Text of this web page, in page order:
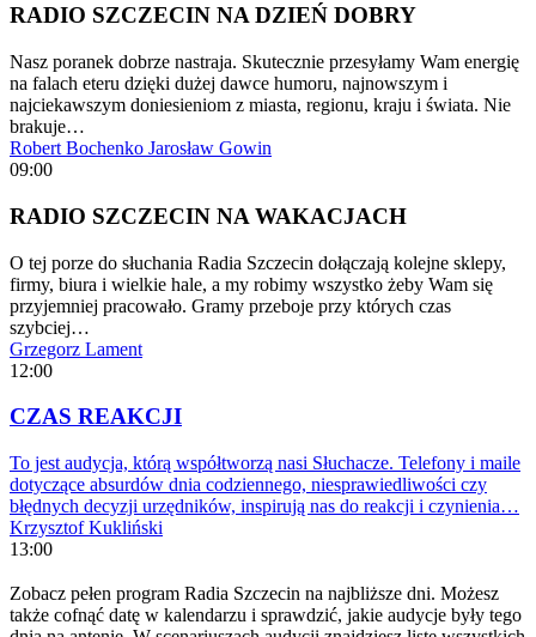
RADIO SZCZECIN NA DZIEŃ DOBRY
Nasz poranek dobrze nastraja. Skutecznie przesyłamy Wam energię
na falach eteru dzięki dużej dawce humoru, najnowszym i
najciekawszym doniesieniom z miasta, regionu, kraju i świata. Nie
brakuje…
Robert Bochenko Jarosław Gowin
09:00
RADIO SZCZECIN NA WAKACJACH
O tej porze do słuchania Radia Szczecin dołączają kolejne sklepy,
firmy, biura i wielkie hale, a my robimy wszystko żeby Wam się
przyjemniej pracowało. Gramy przeboje przy których czas
szybciej…
Grzegorz Lament
12:00
CZAS REAKCJI
To jest audycja, którą współtworzą nasi Słuchacze. Telefony i maile
dotyczące absurdów dnia codziennego, niesprawiedliwości czy
błędnych decyzji urzędników, inspirują nas do reakcji i czynienia…
Krzysztof Kukliński
13:00
Zobacz pełen program Radia Szczecin na najbliższe dni. Możesz
także cofnąć datę w kalendarzu i sprawdzić, jakie audycje były tego